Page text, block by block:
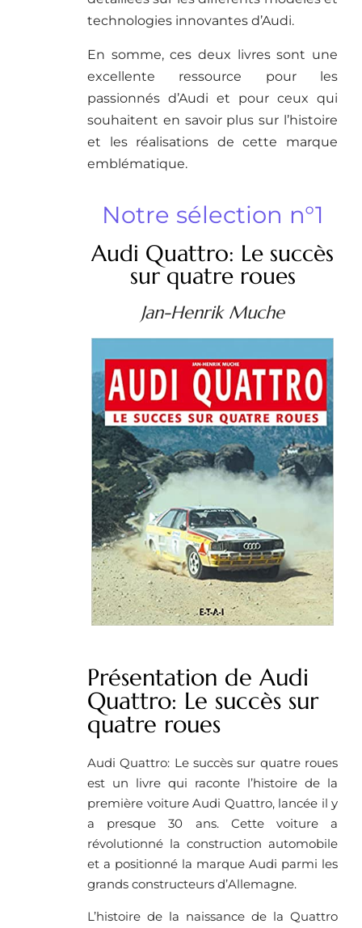
technologies innovantes d’Audi.
En somme, ces deux livres sont une
excellente ressource pour les
passionnés d’Audi et pour ceux qui
souhaitent en savoir plus sur l’histoire
et les réalisations de cette marque
emblématique.
Notre sélection n°1
Audi Quattro: Le succès
sur quatre roues
Jan-Henrik Muche
Présentation de Audi
Quattro: Le succès sur
quatre roues
Audi Quattro: Le succès sur quatre roues
est un livre qui raconte l’histoire de la
première voiture Audi Quattro, lancée il y
a presque 30 ans. Cette voiture a
révolutionné la construction automobile
et a positionné la marque Audi parmi les
grands constructeurs d’Allemagne.
L’histoire de la naissance de la Quattro